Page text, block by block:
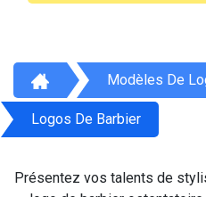
Modèles De
Logos De Barbier
Présentez vos talents de